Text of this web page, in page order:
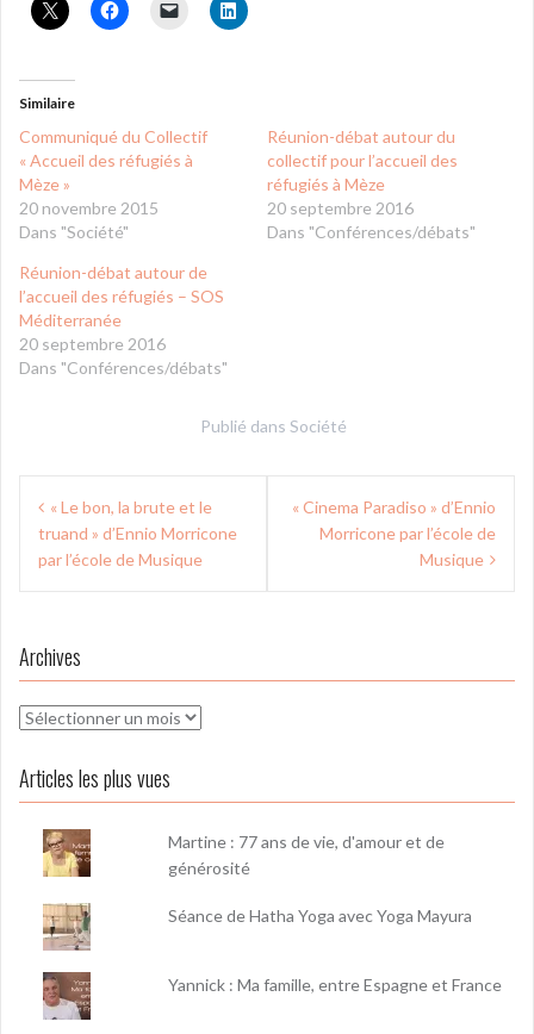
Similaire
Communiqué du Collectif
« Accueil des réfugiés à
Mèze »
20 novembre 2015
Dans "Société"
Réunion-débat autour du
collectif pour l’accueil des
réfugiés à Mèze
20 septembre 2016
Dans "Conférences/débats"
Réunion-débat autour de
l’accueil des réfugiés – SOS
Méditerranée
20 septembre 2016
Dans "Conférences/débats"
Publié dans Société
Navigation
de
l’article
« Le bon, la brute et le
truand » d’Ennio Morricone
par l’école de Musique
« Cinema Paradiso » d’Ennio
Morricone par l’école de
Musique
Archives
Archives
Articles les plus vues
Martine : 77 ans de vie, d'amour et de
générosité
Séance de Hatha Yoga avec Yoga Mayura
Yannick : Ma famille, entre Espagne et France